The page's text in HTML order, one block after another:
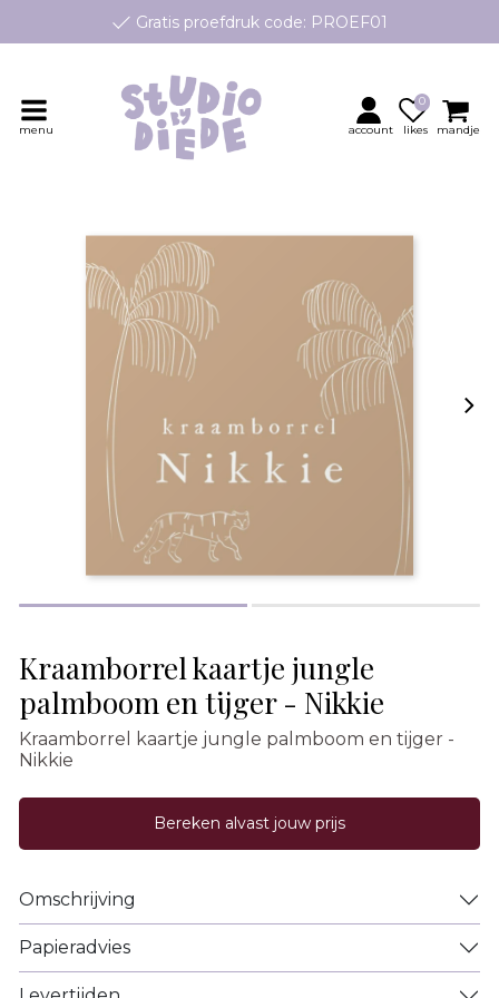
Gratis proefdruk code: PROEF01
geboortekaartjes op maat, speciaal ontworpen voor jouw
Persoonlijk contact en advies
menu account likes
0
mandje
Kraamborrel kaartje jungle
palmboom en tijger - Nikkie
Kraamborrel kaartje jungle palmboom en tijger -
Nikkie
Bereken alvast jouw prijs
Omschrijving
Papieradvies